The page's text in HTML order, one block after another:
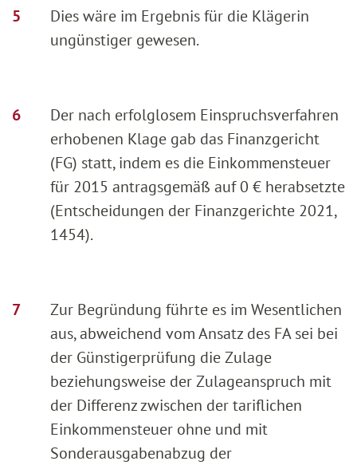
Dies wäre im Ergebnis für die Klägerin
ungünstiger gewesen.
Der nach erfolglosem Einspruchsverfahren
erhobenen Klage gab das Finanzgericht
(FG) statt, indem es die Einkommensteuer
für 2015 antragsgemäß auf 0 € herabsetzte
(Entscheidungen der Finanzgerichte 2021,
1454).
Zur Begründung führte es im Wesentlichen
aus, abweichend vom Ansatz des FA sei bei
der Günstigerprüfung die Zulage
beziehungsweise der Zulageanspruch mit
der Differenz zwischen der tariflichen
Einkommensteuer ohne und mit
Sonderausgabenabzug der